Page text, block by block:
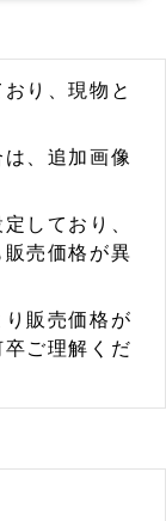
り、現物と
、追加画像
しており、
売価格が異
り販売価格が
ご理解くだ